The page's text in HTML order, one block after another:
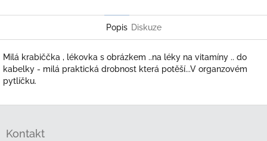
Popis Diskuze
Milá krabiččka , lékovka s obrázkem ..na léky na vitamíny .. do
kabelky - milá praktická drobnost která potěší...V organzovém
pytlíčku.
Kontakt